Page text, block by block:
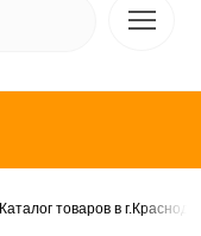
Каталог товаров в